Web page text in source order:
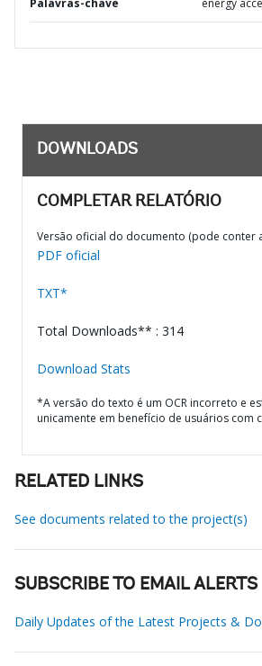
Palavras-chave energy
DOWNLOADS
COMPLETAR RELATÓRIO
Versão oficial do documento (pode conter
PDF oficial
TXT*
Total Downloads** : 314
Download Stats
*A versão do texto é um OCR incorreto e
unicamente em benefício de usuários com
RELATED LINKS
See documents related to the project(s)
SUBSCRIBE TO EMAIL ALERTS
Daily Updates of the Latest Projects &